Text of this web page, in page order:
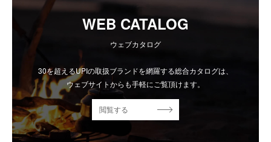
WEB CATALOG
ウェブカタログ
30を超えるUPIの取扱ブランドを網羅する総合カタログは、
ウェブサイトからも手軽にご覧頂けます。
閲覧する